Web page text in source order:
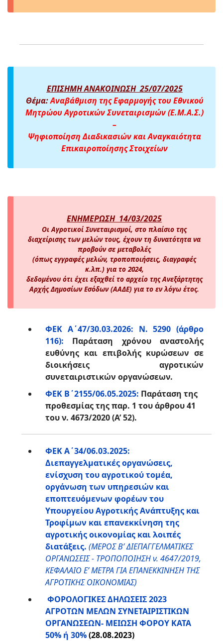
ΕΠΙΣΗΜΗ ΑΝΑΚΟΙΝΩΣΗ 25/07/2025
Θέμα:Αναβάθμιση της Εφαρμογής του Εθνικού
Μητρώου Αγροτικών Συνεταιρισμών (Ε.Μ.Α.Σ.)
–
Ψηφιοποίηση Διαδικασιών και Αναγκαιότητα
Επικαιροποίησης Στοιχείων
ΕΝΗΜΕΡΩΣΗ 14/03/2025
Οι Αγροτικοί Συνεταιρισμοί, στο πλαίσιο της
διαχείρισης των μελών τους, έχουν τη δυνατότητα να
προβούν σε μεταβολές
(όπως εγγραφές μελών, τροποποιήσεις, διαγραφές
κ.λπ.) για το 2024,
δεδομένου ότι έχει εξαχθεί το αρχείο της Ανεξάρτητης
Αρχής Δημοσίων Εσόδων (ΑΑΔΕ) για το εν λόγω έτος.
ΦΕΚ Α΄47/30.03.2026: Ν. 5290 (άρθρο
116):
Παράταση χρόνου αναστολής
ευθύνης και επιβολής κυρώσεων σε
διοικήσεις αγροτικών
συνεταιριστικών οργανώσεων.
ΦΕΚ B΄2155/06.05.2025: Παράταση της
προθεσμίας της παρ. 1 του άρθρου 41
του ν. 4673/2020 (Α’ 52).
ΦΕΚ Α΄34/06.03.2025:
Διεπαγγελματικές οργανώσεις,
ενίσχυση του αγροτικού τομέα,
οργάνωση των υπηρεσιών και
εποπτευόμενων φορέων του
Υπουργείου Αγροτικής Ανάπτυξης και
Τροφίμων και επανεκκίνηση της
αγροτικής οικονομίας και λοιπές
διατάξεις. (ΜΕΡΟΣ Β’ ΔΙΕΠΑΓΓΕΛΜΑΤΙΚΕΣ
ΟΡΓΑΝΩΣΕΙΣ - ΤΡΟΠΟΠΟΙΗΣΗ ν. 4647/2019,
ΚΕΦΑΛΑΙΟ Ε’ ΜΕΤΡΑ ΓΙΑ ΕΠΑΝΕΚΚΙΝΗΣΗ ΤΗΣ
ΑΓΡΟΤΙΚΗΣ ΟΙΚΟΝΟΜΙΑΣ)
ΦΟΡΟΛΟΓΙΚΕΣ ΔΗΛΩΣΕΙΣ 2023
ΑΓΡΟΤΩΝ ΜΕΛΩΝ ΣΥΝΕΤΑΙΡΙΣΤΙΚΩΝ
ΟΡΓΑΝΩΣΕΩΝ- ΜΕΙΩΣΗ ΦΟΡΟΥ ΚΑΤΑ
50% ή 30%(28.08.2023)